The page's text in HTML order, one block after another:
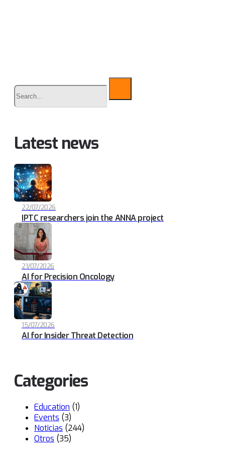
Latest news
22/07/2026
IPTC researchers join the ANNA project
21/07/2026
AI for Precision Oncology
15/07/2026
AI for Insider Threat Detection
Categories
Education (1)
Events (3)
Noticias (244)
Otros (35)